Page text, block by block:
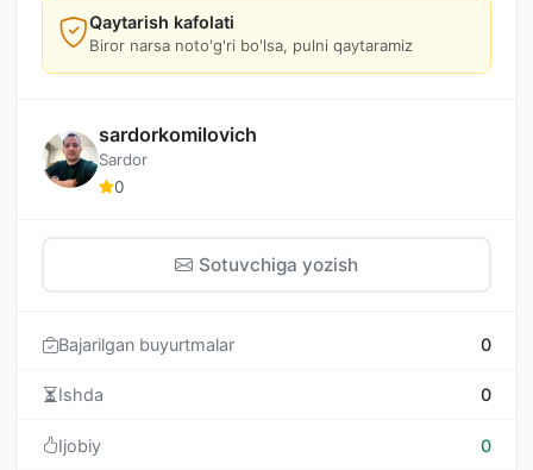
Qaytarish kafolati
Biror narsa noto'g'ri bo'lsa, pulni qaytaramiz
sardorkomilovich
Sardor
0
Sotuvchiga yozish
Bajarilgan buyurtmalar 0
Ishda 0
Ijobiy 0